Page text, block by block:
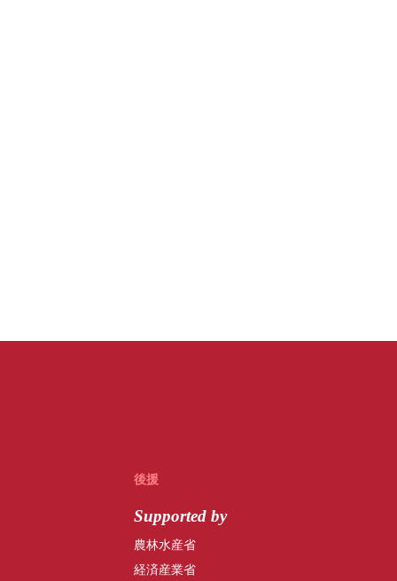
後援
Supported by
農林水産省
経済産業省